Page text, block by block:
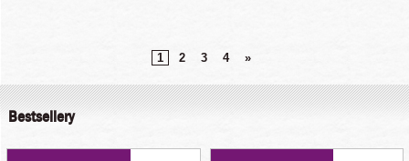
1 2 3 4 »
Bestsellery